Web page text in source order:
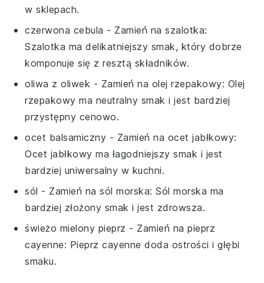
w sklepach.
czerwona cebula - Zamień naszalotka:
Szalotka ma delikatniejszy smak, który dobrze
komponuje się z resztą składników.
oliwa z oliwek - Zamień na olej rzepakowy: Olej
rzepakowy ma neutralny smak i jest bardziej
przystępny cenowo.
ocet balsamiczny - Zamień na ocet jabłkowy:
Ocet jabłkowy ma łagodniejszy smak i jest
bardziej uniwersalny w kuchni.
sól - Zamień nasól morska: Sól morska ma
bardziej złożony smak i jest zdrowsza.
świeżo mielony pieprz - Zamień napieprz
cayenne: Pieprz cayenne doda ostrości i głębi
smaku.